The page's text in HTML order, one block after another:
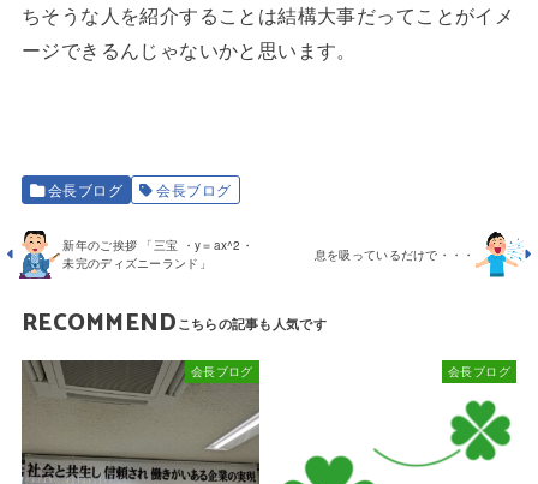
ちそうな人を紹介することは結構大事だってことがイメ
ージできるんじゃないかと思います。
会長ブログ 会長ブログ
息を吸っているだけで・・・
新年のご挨拶 「三宝 ・y＝ax^2・
未完のディズニーランド」
RECOMMEND
会長ブログ 会長ブログ